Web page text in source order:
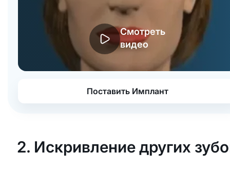
Смотреть
видео
Поставить Имплант
2. Искривление других